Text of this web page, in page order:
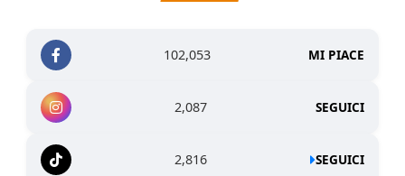
102,053 MI PIACE
2,087 SEGUICI
2,816 SEGUICI